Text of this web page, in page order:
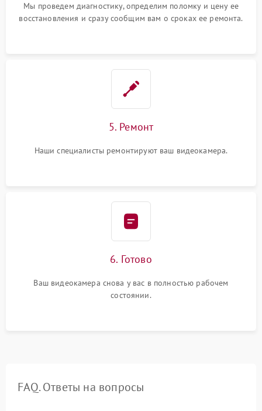
Мы проведем диагностику, определим поломку и цену ее
восстановления и сразу сообщим вам о сроках ее ремонта.
5. Ремонт
Наши специалисты ремонтируют ваш видеокамера.
6. Готово
Ваш видеокамера снова у вас в полностью рабочем
состоянии.
FAQ. Ответы на вопросы